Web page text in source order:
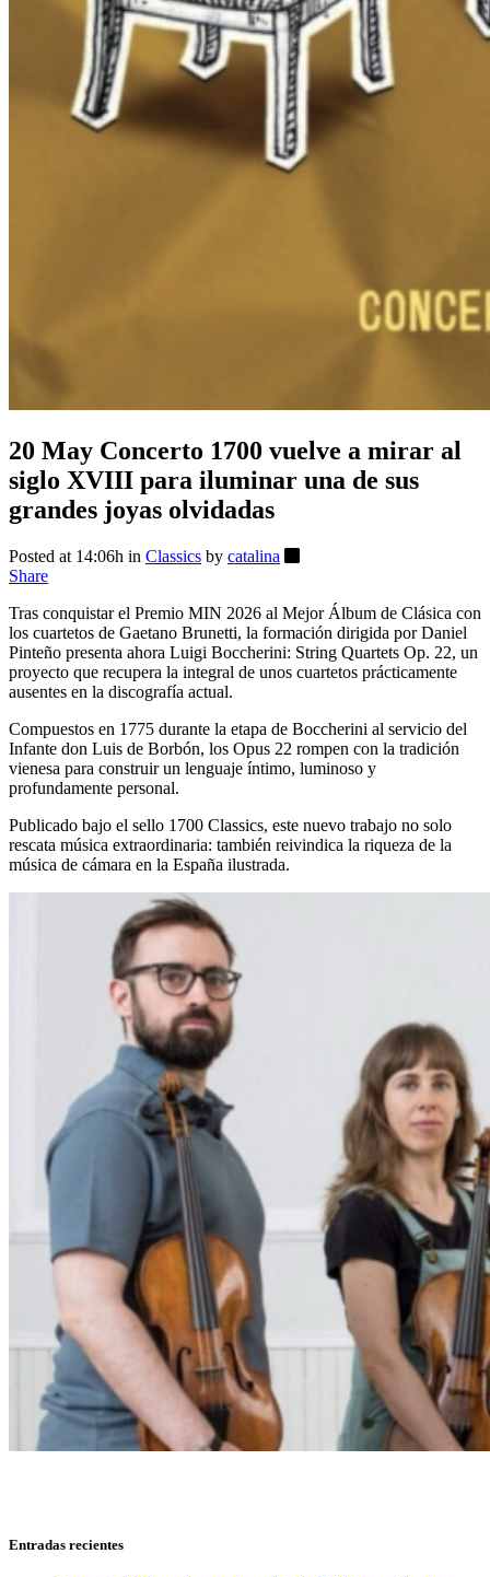
20 May Concerto 1700 vuelve a mirar al
siglo XVIII para iluminar una de sus
grandes joyas olvidadas
Posted at 14:06h in Classics by catalina
Share
Tras conquistar el Premio MIN 2026 al Mejor Álbum de Clásica con
los cuartetos de Gaetano Brunetti, la formación dirigida por Daniel
Pinteño presenta ahora Luigi Boccherini: String Quartets Op. 22, un
proyecto que recupera la integral de unos cuartetos prácticamente
ausentes en la discografía actual.
Compuestos en 1775 durante la etapa de Boccherini al servicio del
Infante don Luis de Borbón, los Opus 22 rompen con la tradición
vienesa para construir un lenguaje íntimo, luminoso y
profundamente personal.
Publicado bajo el sello 1700 Classics, este nuevo trabajo no solo
rescata música extraordinaria: también reivindica la riqueza de la
música de cámara en la España ilustrada.
Entradas recientes